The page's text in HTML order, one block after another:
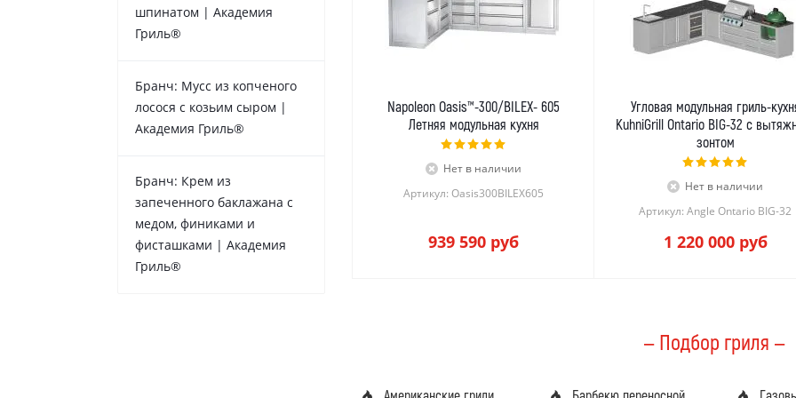
Napoleon Oasis™-300/BILEX- 605
Летняя модульная кухня
Нет в наличии
Артикул: Oasis300BILEX605
939 590 руб
Угловая модульная гриль-
KuhniGrill Ontario BIG-32 с
зонтом
Нет в наличии
Артикул: Angle Ontario BIG-32
1 220 000руб
— Подбор гриля —
шпинатом | Академия
Гриль®
Бранч: Мусс из копченого
лосося с козьим сыром |
Академия Гриль®
Бранч: Крем из
запеченного баклажана с
медом, финиками и
фисташками | Академия
Гриль®